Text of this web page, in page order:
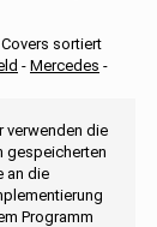
sortiert
- Mercedes -
verwenden die
gespeicherten
an die
Programm